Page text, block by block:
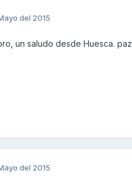
del 2015
un saludo desde Huesca. paz_
del 2015